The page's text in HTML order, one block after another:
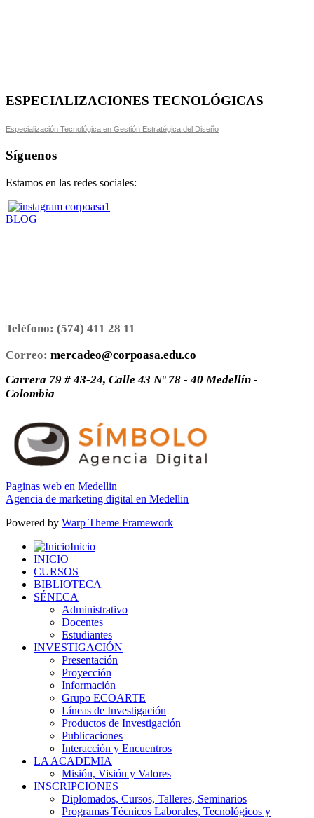
ESPECIALIZACIONES TECNOLÓGICAS
Especialización Tecnológica en Gestión Estratégica del Diseño
Síguenos
Estamos en las redes sociales:
BLOG
Teléfono: (574) 411 28 11
Correo: mercadeo@corpoasa.edu.co
Carrera 79 # 43-24, Calle 43 Nº 78 - 40 Medellín -
Colombia
Paginas web en Medellin
Agencia de marketing digital en Medellin
Powered by Warp Theme Framework
Inicio
INICIO
CURSOS
BIBLIOTECA
SÉNECA
Administrativo
Docentes
Estudiantes
INVESTIGACIÓN
Presentación
Proyección
Información
Grupo ECOARTE
Líneas de Investigación
Productos de Investigación
Publicaciones
Interacción y Encuentros
LA ACADEMIA
Misión, Visión y Valores
INSCRIPCIONES
Diplomados, Cursos, Talleres, Seminarios
Programas Técnicos Laborales, Tecnológicos y